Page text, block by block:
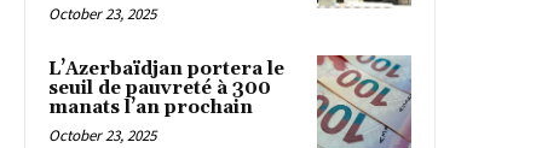
October 23, 2025
L’Azerbaïdjan portera le
seuil de pauvreté à 300
manats l’an prochain
October 23, 2025